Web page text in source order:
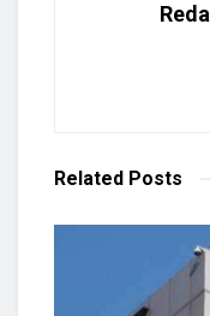
Related Posts